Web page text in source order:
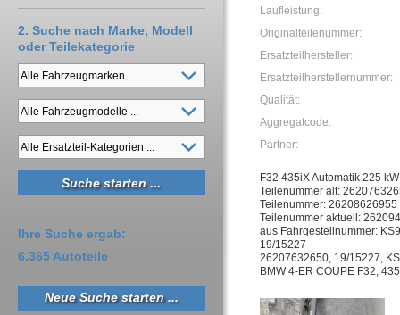
Laufleistung:
Originalteilenummer:
Ersatzteilhersteller:
Ersatzteilherstellernummer:
Qualität:
Aggregatcode:
Partner:
F32 435iX Automatik 225 kW
Teilenummer alt:
Teilenummer: 26208626955
Teilenummer aktuell:
aus Fahrgestellnummer:
19/15227
26207632650, 19/15227,
BMW 4-ER COUPE F32;
2. Suche nach Marke, Modell
oder Teilekategorie
Ihre Suche ergab:
6.365 Autoteile
Neue Suche starten ...